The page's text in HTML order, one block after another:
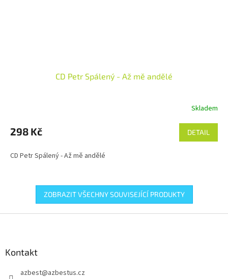
CD Petr Spálený - Až mě andělé
Skladem
298 Kč DETAIL
CD Petr Spálený - Až mě andělé
ZOBRAZIT VŠECHNY SOUVISEJÍCÍ PRODUKTY
Kontakt
azbest@azbestus.cz